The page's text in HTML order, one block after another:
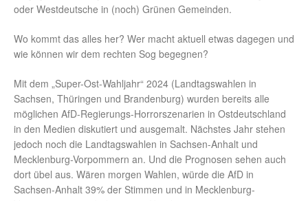
oder Westdeutsche in (noch) Grünen Gemeinden.
Wo kommt das alles her? Wer macht aktuell etwas dagegen und
wie können wir dem rechten Sog begegnen?
Mit dem „Super-Ost-Wahljahr“ 2024 (Landtagswahlen in
Sachsen, Thüringen und Brandenburg) wurden bereits alle
möglichen AfD-Regierungs-Horrorszenarien in Ostdeutschland
in den Medien diskutiert und ausgemalt. Nächstes Jahr stehen
jedoch noch die Landtagswahlen in Sachsen-Anhalt und
Mecklenburg-Vorpommern an. Und die Prognosen sehen auch
dort übel aus. Wären morgen Wahlen, würde die AfD in
Sachsen-Anhalt 39% der Stimmen und in Mecklenburg-